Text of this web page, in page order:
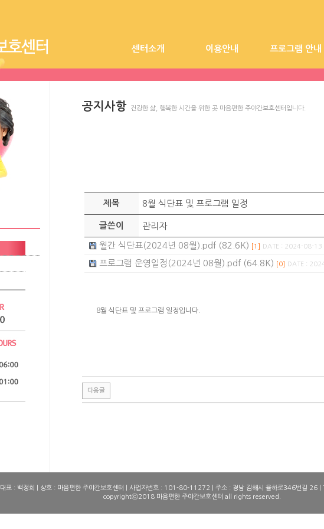
센터소개 시설소개
이용안내
이용 대상 및 시간/절차및 이용료프로그램 안내
프로그램
공지사항
공지사항 건강한 삶, 행복한 시간을 위한 곳 마음편한 주야간보호센터입니다.
제목 8월 식단표 및 프로그램 일정
글쓴이 관리자
월간 식단표(2024년 08월).pdf (82.6K) [1] DATE : 2024-08-
프로그램 운영일정(2024년 08월).pdf (64.8K) [0] DATE :
8월 식단표 및 프로그램 일정입니다.
다음글
4
6
4
6
대표 : 백정희 | 상호 : 마음편한 주야간보호센터 | 사업자번호 : 101-80-11272 | 주소 : 경남 김해시 율하로346번길
copyrightⓒ2018 마음편한 주야간보호센터 all rights reserved.